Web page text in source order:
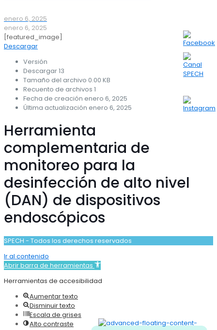
enero 6, 2025
enero 6, 2025
[featured_image]
Descargar
Versión
Descargar13
Tamaño del archivo 0.00 KB
Recuento de archivos 1
Fecha de creación enero 6, 2025
Última actualización enero 6, 2025
Herramienta
complementaria de
monitoreo para la
desinfección de alto nivel
(DAN) de dispositivos
endoscópicos
SPECH - Todos los derechos reservados
Ir al contenido
Abrir barra de herramientas
Herramientas de accesibilidad
Aumentar texto
Disminuir texto
Escala de grises
Alto contraste